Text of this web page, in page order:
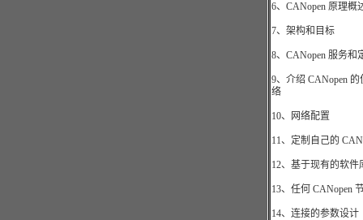
6、CANopen 原理概
7、架构和目标
8、CANopen 服务和
9、介绍 CANopen
络
10、网络配置
11、定制自己的
12、基于现有的软件
13、任何 CANopen
14、连接的参数设计